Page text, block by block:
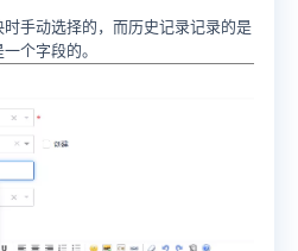
手动选择的，而历史记录记录的是
个字段的。